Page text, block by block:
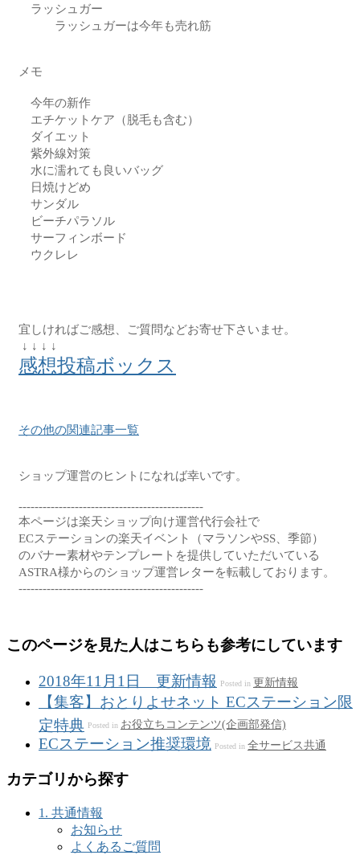
ラッシュガー
ラッシュガーは今年も売れ筋
メモ
今年の新作
エチケットケア（脱毛も含む）
ダイエット
紫外線対策
水に濡れても良いバッグ
日焼けどめ
サンダル
ビーチパラソル
サーフィンボード
ウクレレ
宜しければご感想、ご質問などお寄せ下さいませ。
感想投稿ボックス
その他の関連記事一覧
ショップ運営のヒントになれば幸いです。
----------------------------------------------
本ページは楽天ショップ向け運営代行会社で
ECステーションの楽天イベント（マラソンやSS、季節）
のバナー素材やテンプレートを提供していただいている
ASTRA様からのショップ運営レターを転載しております。
このページを見た人はこちらも参考にしています
2018年11月1日 更新情報 Posted in 更新情報
【集客】おとりよせネット ECステーション限
定特典 Posted in お役立ちコンテンツ(企画部発信)
ECステーション推奨環境 Posted in 全サービス共通
カテゴリから探す
1. 共通情報
お知らせ
よくあるご質問